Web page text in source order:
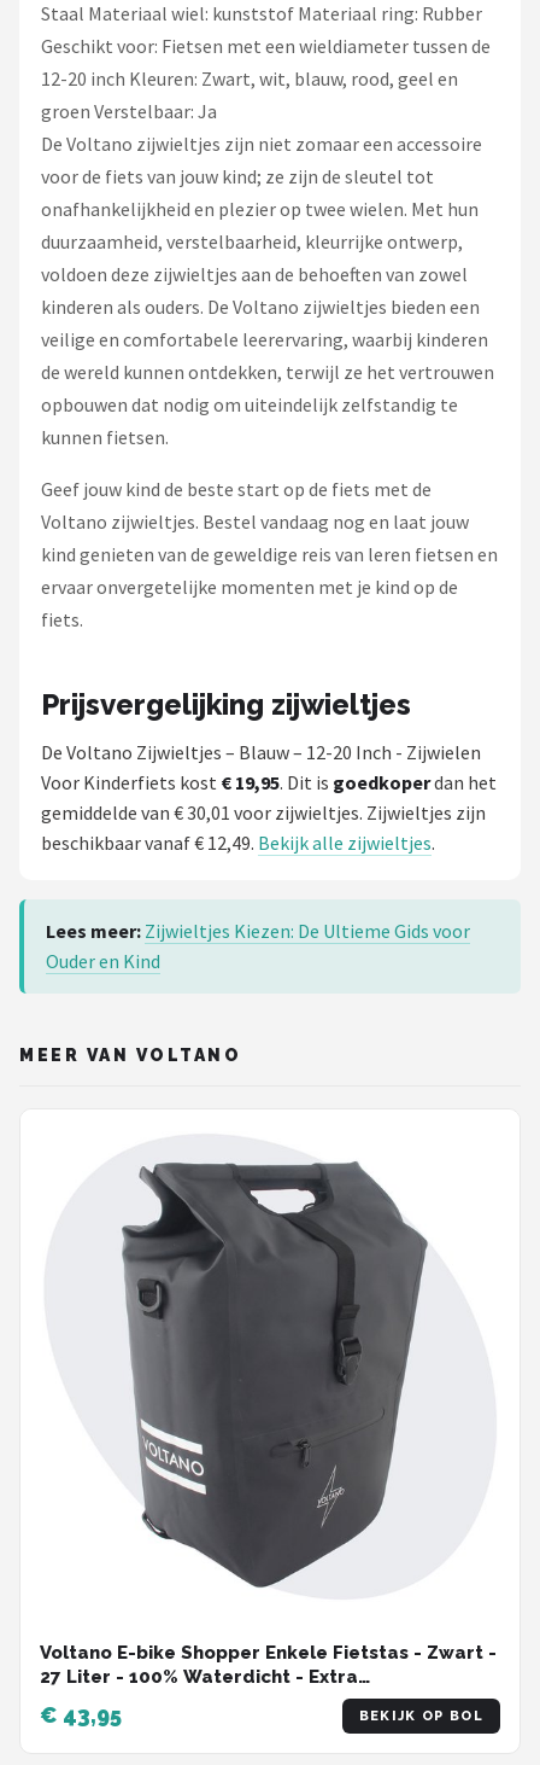
Staal Materiaal wiel: kunststof Materiaal ring: Rubber
Geschikt voor: Fietsen met een wieldiameter tussen de
12-20 inch Kleuren: Zwart, wit, blauw, rood, geel en
groen Verstelbaar: Ja
De Voltano zijwieltjes zijn niet zomaar een accessoire
voor de fiets van jouw kind; ze zijn de sleutel tot
onafhankelijkheid en plezier op twee wielen. Met hun
duurzaamheid, verstelbaarheid, kleurrijke ontwerp,
voldoen deze zijwieltjes aan de behoeften van zowel
kinderen als ouders. De Voltano zijwieltjes bieden een
veilige en comfortabele leerervaring, waarbij kinderen
de wereld kunnen ontdekken, terwijl ze het vertrouwen
opbouwen dat nodig om uiteindelijk zelfstandig te
kunnen fietsen.
Geef jouw kind de beste start op de fiets met de
Voltano zijwieltjes. Bestel vandaag nog en laat jouw
kind genieten van de geweldige reis van leren fietsen en
ervaar onvergetelijke momenten met je kind op de
fiets.
Prijsvergelijking zijwieltjes
De Voltano Zijwieltjes – Blauw – 12-20 Inch - Zijwielen
Voor Kinderfiets kost € 19,95. Dit is goedkoperdan het
gemiddelde van € 30,01 voor zijwieltjes. Zijwieltjes zijn
beschikbaar vanaf € 12,49. Bekijk alle zijwieltjes.
Lees meer: Zijwieltjes Kiezen: De Ultieme Gids voor
Ouder en Kind
MEER VAN VOLTANO
Voltano E-bike Shopper Enkele Fietstas - Zwart -
27 Liter - 100% Waterdicht - Extra
€ 43,95 BEKIJK OP BOL